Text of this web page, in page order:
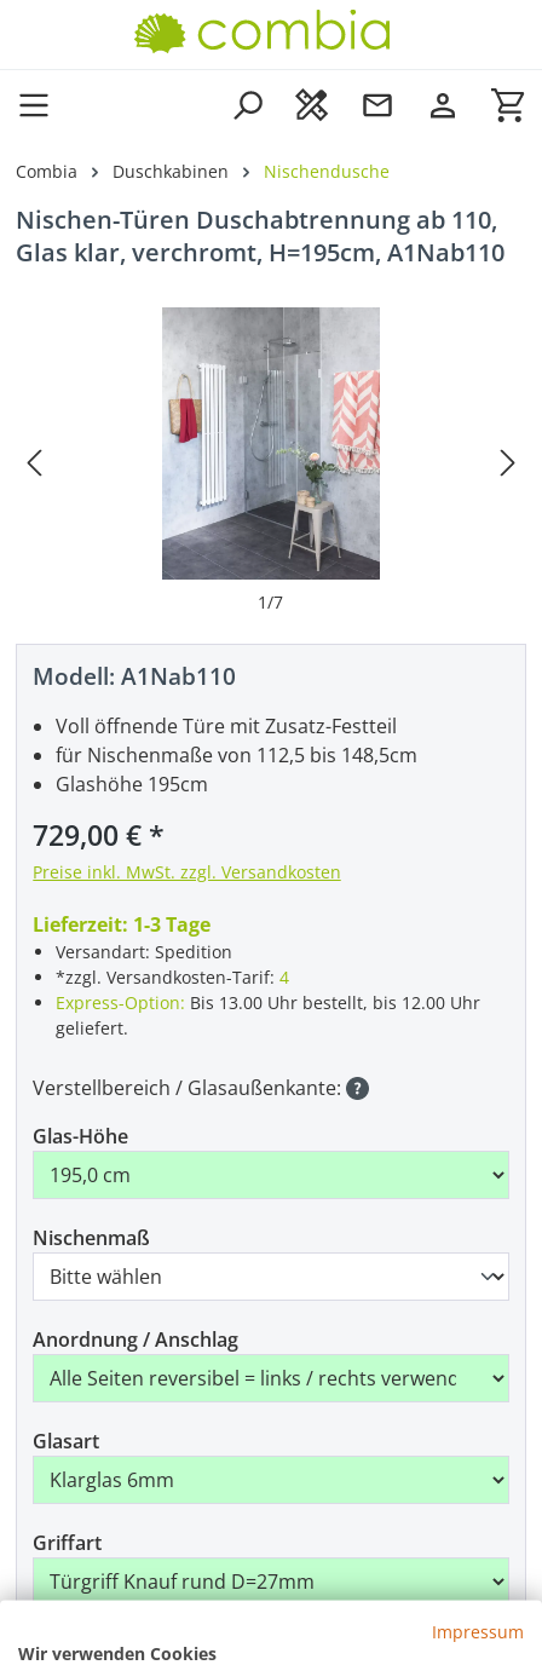
Zum Hauptinhalt springen
Combia Duschkabinen Nischendusche
Nischen-Türen Duschabtrennung ab 110,
Glas klar, verchromt, H=195cm, A1Nab110
Bildergalerie überspringen
1/7
Modell: A1Nab110
Regulärer Preis:
729,00 €
Preise inkl. MwSt. zzgl. Versandkosten
Lieferzeit: 1-3 Tage
Versandart: Spedition
*zzgl. Versandkosten-Tarif:4
Express-Option: Bis 13.00 Uhr bestellt, bis 12.00 Uhr
geliefert.
Voll öffnende Türe mit Zusatz-Festteil
für Nischenmaße von 112,5 bis 148,5cm
Glashöhe 195cm
Verstellbereich / Glasaußenkante:
Glas-Höhe
Nischenmaß
Anordnung / Anschlag
Glasart
Griffart
Beschlagfarbe
Impressum
Wir verwenden Cookies